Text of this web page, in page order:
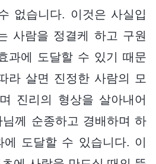
없습니다. 이것은 사실입
사람을 정결케 하고 구원
과에 도달할 수 있기 때문
라 살면 진정한 사람의 모
진리의 형상을 살아내어
께 순종하고 경배하며 하
에 도달할 수 있습니다. 이